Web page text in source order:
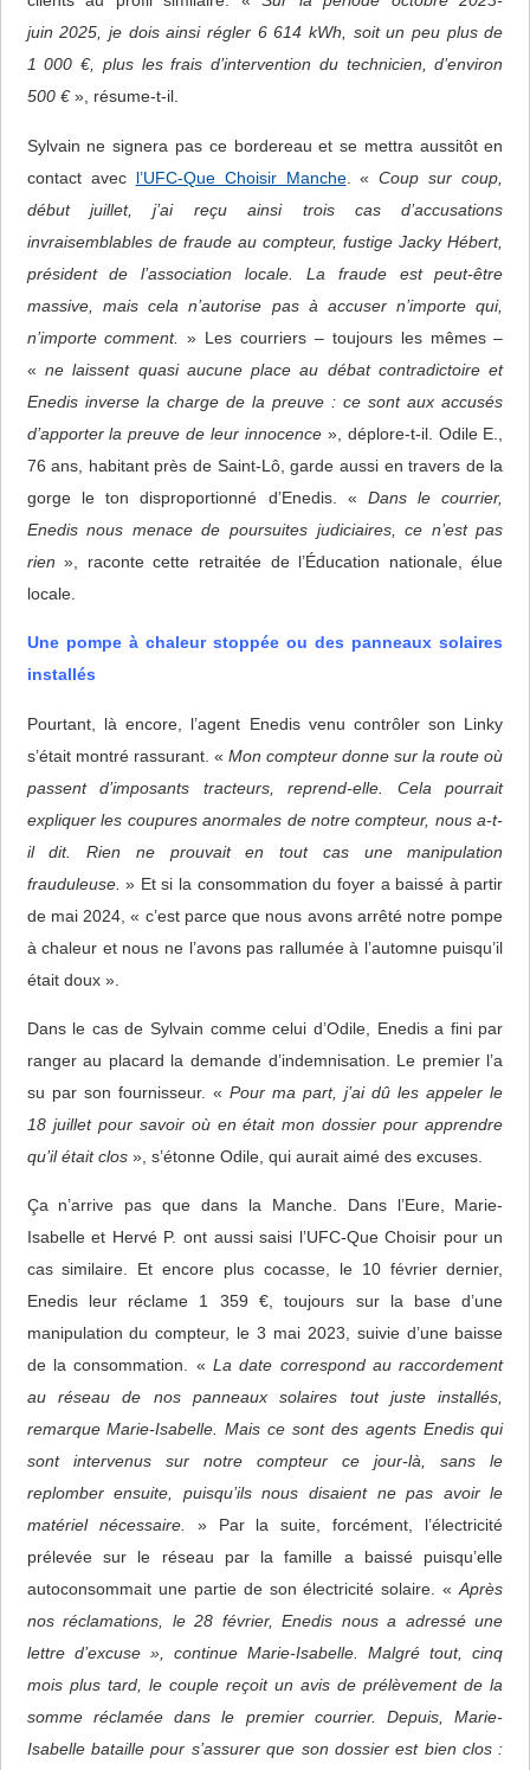
juin 2025, je dois ainsi régler 6 614 kWh, soit un peu plus de
1 000 €, plus les frais d’intervention du technicien, d’environ
500 €», résume-t-il.
Sylvain ne signera pas ce bordereau et se mettra aussitôt en
contact avec l’UFC-Que Choisir Manche. « Coup sur coup,
début juillet, j’ai reçu ainsi trois cas d’accusations
invraisemblables de fraude au compteur, fustige Jacky Hébert,
président de l’association locale. La fraude est peut-être
massive, mais cela n’autorise pas à accuser n’importe qui,
n’importe comment.
» Les courriers – toujours les mêmes ‒
« ne laissent quasi aucune place au débat contradictoire et
Enedis inverse la charge de la preuve : ce sont aux accusés
d’apporter la preuve de leur innocence», déplore-t-il. Odile E.,
76 ans, habitant près de Saint-Lô, garde aussi en travers de la
gorge le ton disproportionné d’Enedis. « Dans le courrier,
Enedis nous menace de poursuites judiciaires, ce n’est pas
rien », raconte cette retraitée de l’Éducation nationale, élue
locale.
Une pompe à chaleur stoppée ou des panneaux solaires
installés
Pourtant, là encore, l’agent Enedis venu contrôler son Linky
s’était montré rassurant. « Mon compteur donne sur la route où
passent d’imposants tracteurs, reprend-elle. Cela pourrait
expliquer les coupures anormales de notre compteur, nous a-t-
il dit. Rien ne prouvait en tout cas une manipulation
frauduleuse.» Et si la consommation du foyer a baissé à partir
de mai 2024, « c’est parce que nous avons arrêté notre pompe
à chaleur et nous ne l’avons pas rallumée à l’automne puisqu’il
était doux ».
Dans le cas de Sylvain comme celui d’Odile, Enedis a fini par
ranger au placard la demande d’indemnisation. Le premier l’a
su par son fournisseur. « Pour ma part, j’ai dû les appeler le
18 juillet pour savoir où en était mon dossier pour apprendre
qu’il était clos », s’étonne Odile, qui aurait aimé des excuses.
Ça n’arrive pas que dans la Manche. Dans l’Eure, Marie-
Isabelle et Hervé P. ont aussi saisi l’UFC-Que Choisir pour un
cas similaire. Et encore plus cocasse, le 10 février dernier,
Enedis leur réclame 1 359 €, toujours sur la base d’une
manipulation du compteur, le 3 mai 2023, suivie d’une baisse
de la consommation. « La date correspond au raccordement
au réseau de nos panneaux solaires tout juste installés,
remarque Marie-Isabelle. Mais ce sont des agents Enedis qui
sont intervenus sur notre compteur ce jour-là, sans le
replomber ensuite, puisqu’ils nous disaient ne pas avoir le
matériel nécessaire. » Par la suite, forcément, l’électricité
prélevée sur le réseau par la famille a baissé puisqu’elle
autoconsommait une partie de son électricité solaire. «Après
nos réclamations, le 28 février, Enedis nous a adressé une
lettre d’excuse », continue Marie-Isabelle. Malgré tout, cinq
mois plus tard, le couple reçoit un avis de prélèvement de la
somme réclamée dans le premier courrier. Depuis, Marie-
Isabelle bataille pour s’assurer que son dossier est bien clos :